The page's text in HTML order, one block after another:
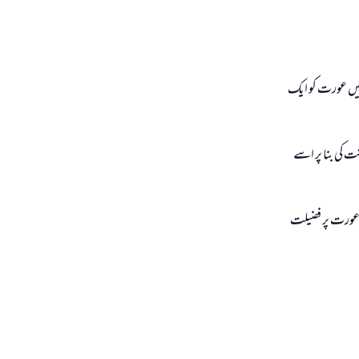
عورت كو ايك
كى بنا پر اسے
عورت پر فضيلت